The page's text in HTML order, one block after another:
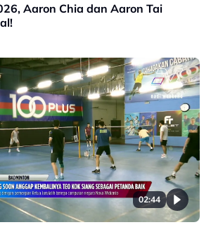
Aaron Chia dan Aaron Tai
02:44